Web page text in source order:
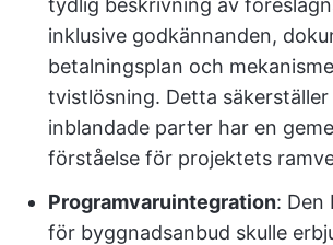
tydlig beskrivning av
inklusive godkännanden,
betalningsplan och
tvistlösning. Detta säkerställer
inblandade parter har en
förståelse för projektets
Programvaruintegration: Den
för byggnadsanbud skulle